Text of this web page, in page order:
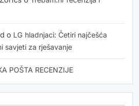
o LG hladnjaci: Četiri najčešća
savjeti za rješavanje
POŠTA RECENZIJE